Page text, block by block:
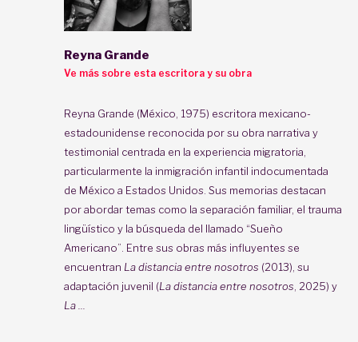
Reyna Grande
Ve más sobre esta escritora y su obra
Reyna Grande (México, 1975) escritora mexicano-
estadounidense reconocida por su obra narrativa y
testimonial centrada en la experiencia migratoria,
particularmente la inmigración infantil indocumentada
de México a Estados Unidos. Sus memorias destacan
por abordar temas como la separación familiar, el trauma
lingüístico y la búsqueda del llamado “Sueño
Americano”. Entre sus obras más influyentes se
encuentran La distancia entre nosotros (2013), su
adaptación juvenil (La distancia entre nosotros , 2025) y
La ...